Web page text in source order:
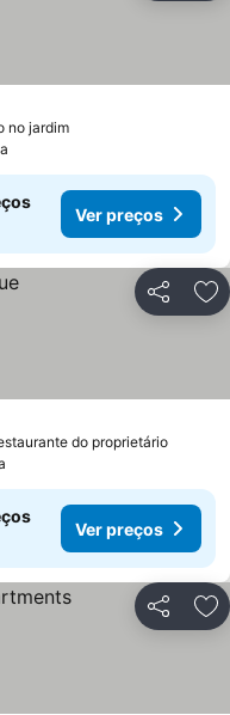
no jardim
Ver preços
Partilhar
do proprietário
Ver preços
Partilhar